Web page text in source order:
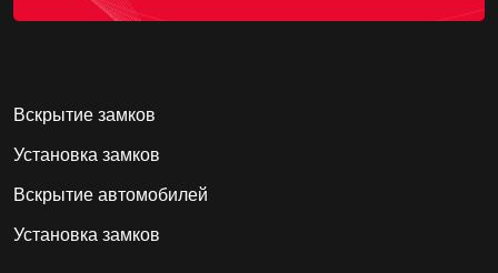
Вскрытие замков
Установка замков
Вскрытие автомобилей
Установка замков